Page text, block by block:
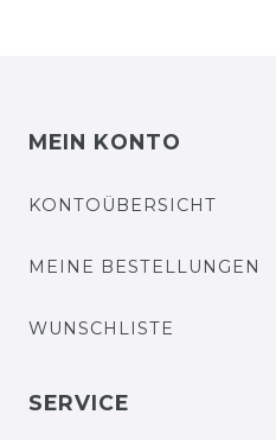
MEIN KONTO
KONTOÜBERSICHT
MEINE BESTELLUNGEN
WUNSCHLISTE
SERVICE